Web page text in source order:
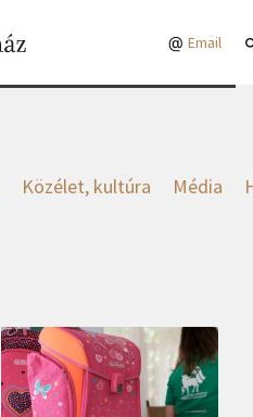
Email
Közélet, kultúra Média